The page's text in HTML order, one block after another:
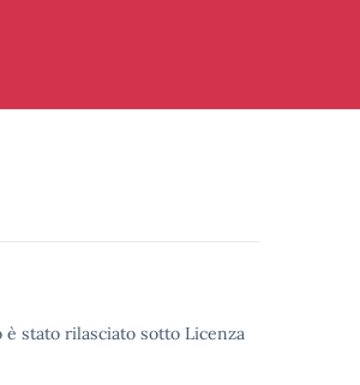
stato rilasciato sotto Licenza